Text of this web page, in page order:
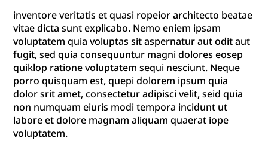
inventore veritatis et quasi ropeior architecto beatae
vitae dicta sunt explicabo. Nemo eniem ipsam
voluptatem quia voluptas sit aspernatur aut odit aut
fugit, sed quia consequuntur magni dolores eosep
quiklop ratione voluptatem sequi nesciunt. Neque
porro quisquam est, quepi dolorem ipsum quia
dolor srit amet, consectetur adipisci velit, seid quia
non numquam eiuris modi tempora incidunt ut
labore et dolore magnam aliquam quaerat iope
voluptatem.